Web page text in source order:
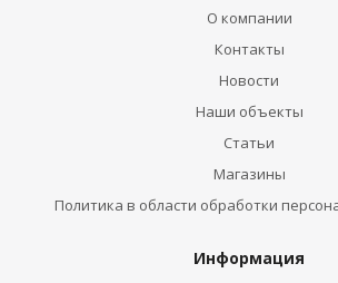
О компании
Контакты
Новости
Наши объекты
Статьи
Магазины
Политика в области обработки
Информация